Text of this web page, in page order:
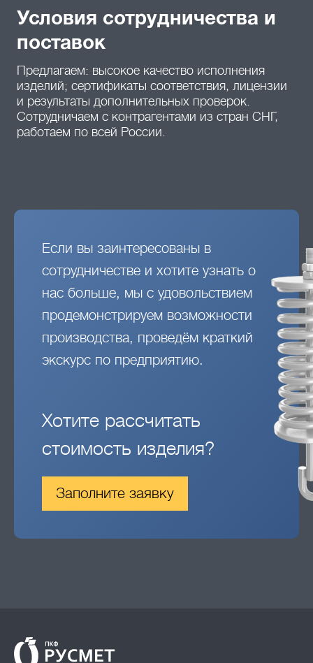
Условия сотрудничества и
поставок
Предлагаем: высокое качество исполнения
изделий; сертификаты соответствия, лицензии
и результаты дополнительных проверок.
Сотрудничаем с контрагентами из стран СНГ,
работаем по всей России.
Если вы заинтересованы в
сотрудничестве и хотите узнать о
нас больше, мы с удовольствием
продемонстрируем возможности
производства, проведём краткий
экскурс по предприятию.
Хотите рассчитать
стоимость изделия?
Заполните заявку